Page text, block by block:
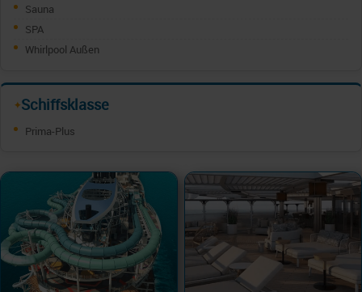
Sauna
SPA
Whirlpool Außen
✦Schiffsklasse
Prima-Plus